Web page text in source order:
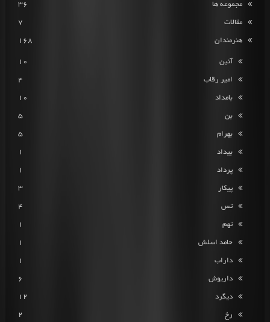
مجموعه ها 36
مقالات 7
هنرمندان 168
آئین 10
امیر رقاب 4
بامداد 10
بن 5
بهرام 5
بیداد 1
پرداد 1
پیکار 3
تس 4
تهم 1
حامد اسلش 1
داراب 1
داریوش 6
دیگرد 12
رخ 2